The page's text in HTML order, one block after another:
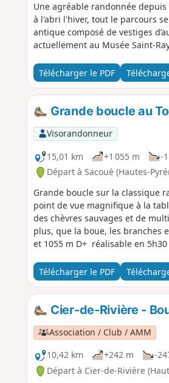
Une agréable randonnée
à l'abri l'hiver, tout le parcours
antique composé de vestiges
actuellement au Musée Saint-
Télécharger le PDF
Grande boucle au
Visorandonneur
15,01 km
+1 055 m -
Départ à Sacoué (Hautes-
Grande boucle sur la classique
point de vue magnifique à la
des chèvres sauvages et de
plus, que la boue, les branches
et 1055 m D+ réalisable en
Télécharger le PDF
Cier-de-Rivière -
Association / Club / AMM
10,42 km
+242 m -
Départ à Cier-de-Rivière